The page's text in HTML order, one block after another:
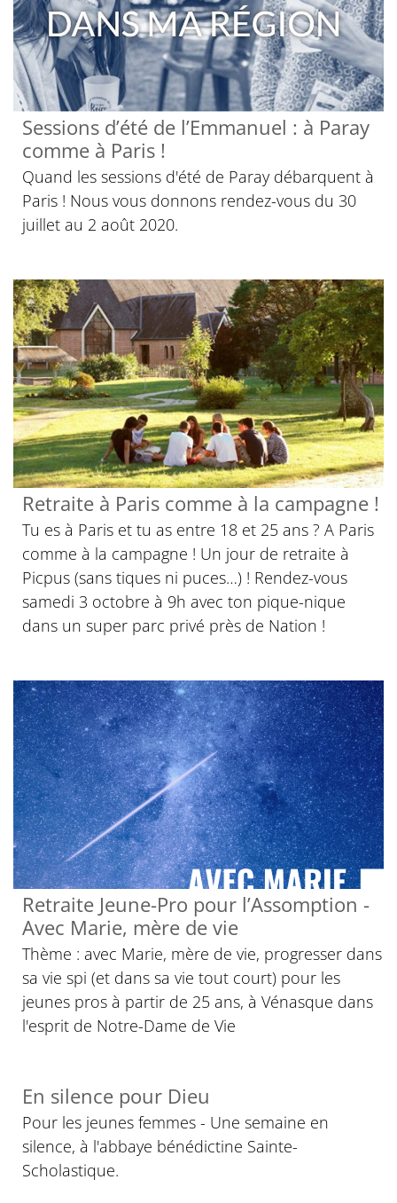
Sessions d’été de l’Emmanuel : à Paray
comme à Paris !
Quand les sessions d'été de Paray débarquent à
Paris ! Nous vous donnons rendez-vous du 30
juillet au 2 août 2020.
Retraite à Paris comme à la campagne !
Tu es à Paris et tu as entre 18 et 25 ans ? A Paris
comme à la campagne ! Un jour de retraite à
Picpus (sans tiques ni puces…) ! Rendez-vous
samedi 3 octobre à 9h avec ton pique-nique
dans un super parc privé près de Nation !
Retraite Jeune-Pro pour l’Assomption -
Avec Marie, mère de vie
Thème : avec Marie, mère de vie, progresser dans
sa vie spi (et dans sa vie tout court) pour les
jeunes pros à partir de 25 ans, à Vénasque dans
l'esprit de Notre-Dame de Vie
En silence pour Dieu
Pour les jeunes femmes - Une semaine en
silence, à l'abbaye bénédictine Sainte-
Scholastique.